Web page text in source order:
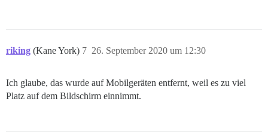
riking (Kane York) 26. September 2020 um 12:30
7
Ich glaube, das wurde auf Mobilgeräten entfernt, weil es zu viel
Platz auf dem Bildschirm einnimmt.